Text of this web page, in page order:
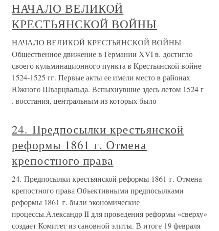
НАЧАЛО ВЕЛИКОЙ
КРЕСТЬЯНСКОЙ ВОЙНЫ
НАЧАЛО ВЕЛИКОЙ КРЕСТЬЯНСКОЙ ВОЙНЫ
Общественное движение в Германии XVI в. достигло
своего кульминационного пункта в Крестьянской войне
1524-1525 гг. Первые акты ее имели место в районах
Южного Шварцвальда. Вспыхнувшие здесь летом 1524 г
. восстания, центральным из которых было
24. Предпосылки крестьянской
реформы 1861 г. Отмена
крепостного права
24. Предпосылки крестьянской реформы 1861 г. Отмена
крепостного права Объективными предпосылками
реформы 1861 г. были экономические
процессы.Александр II для проведения реформы «сверху»
создает Комитет из сановной элиты. В итоге 19 февраля